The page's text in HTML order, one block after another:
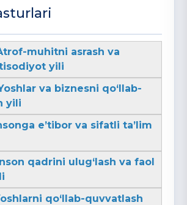
muhitni asrash va
yili
va biznesni qo‘llab-
yili
e’tibor va sifatli ta’lim
qadrini ulug‘lash va faol
qo‘llab-quvvatlash